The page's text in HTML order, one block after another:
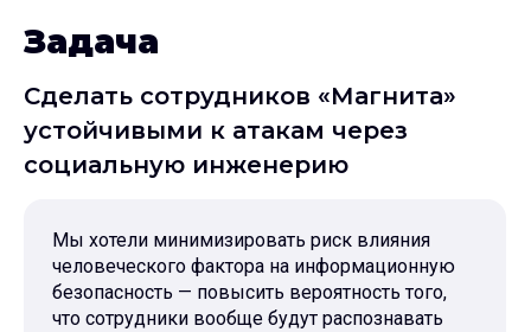
Задача
Сделать сотрудников «Магнита»
устойчивыми к атакам через
социальную инженерию
Мы хотели минимизировать риск влияния
человеческого фактора на информационную
безопасность — повысить вероятность того,
что сотрудники вообще будут распознавать